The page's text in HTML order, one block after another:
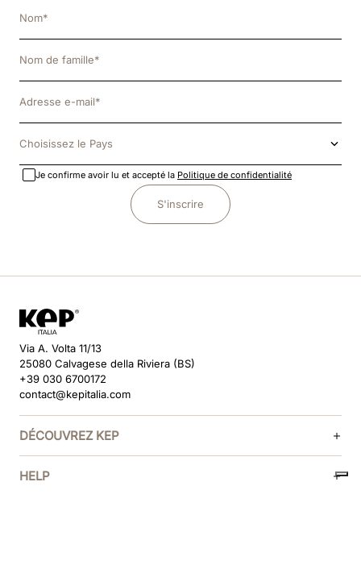
Choisissez le Pays
Je confirme avoir lu et accepté la Politique de confidentialité
S'inscrire
Via A. Volta 11/13
25080 Calvagese della Riviera (BS)
+39 030 6700172
contact@kepitalia.com
DÉCOUVREZ KEP
HELP